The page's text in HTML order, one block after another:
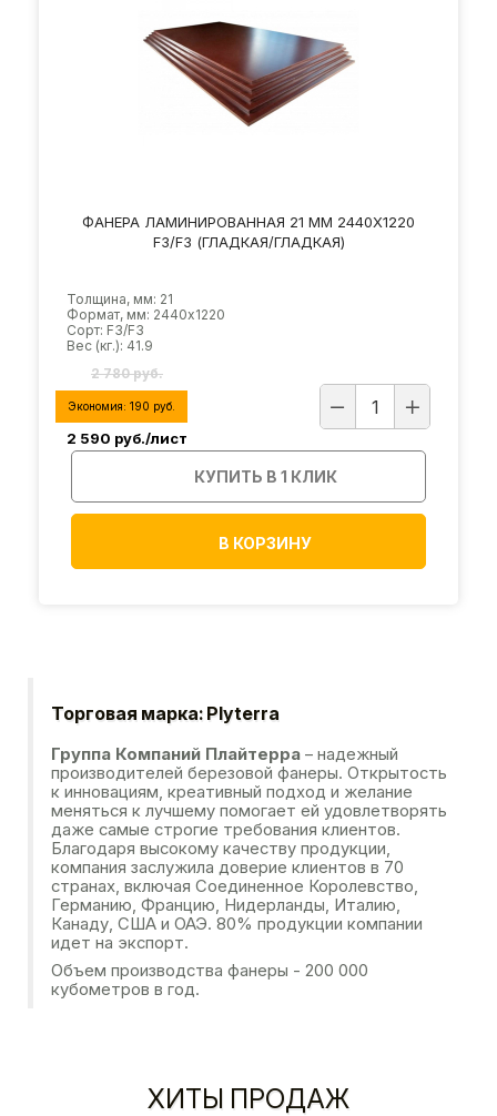
ФАНЕРА ЛАМИНИРОВАННАЯ 21 ММ 2440Х1220
F3/F3 (ГЛАДКАЯ/ГЛАДКАЯ)
Толщина, мм: 21
Формат, мм: 2440х1220
Сорт: F3/F3
Вес (кг.): 41.9
2 780 руб.
Экономия: 190 руб.
2 590 руб./лист
КУПИТЬ В 1 КЛИК
В КОРЗИНУ
Торговая марка: Plyterra
Группа Компаний Плайтерра – надежный
производителей березовой фанеры. Открытость
к инновациям, креативный подход и желание
меняться к лучшему помогает ей удовлетворять
даже самые строгие требования клиентов.
Благодаря высокому качеству продукции,
компания заслужила доверие клиентов в 70
странах, включая Соединенное Королевство,
Германию, Францию, Нидерланды, Италию,
Канаду, США и ОАЭ. 80% продукции компании
идет на экспорт.
Объем производства фанеры - 200 000
кубометров в год.
ХИТЫ ПРОДАЖ